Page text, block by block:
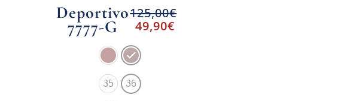
Deportivo
7777-G
125,00€
49,90€
35 36